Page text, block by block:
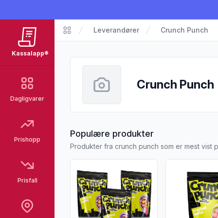
Kassalapp®
Dagligvarer
Prishopp
Prisfall
Kassalapp
Leverandører Crunch Punch
Crunch Punch
Populære produkterfra Crunch
Produkter fra crunch punch som er mest vist
Vis flere detaljer for produktet "3 x
Vis flere